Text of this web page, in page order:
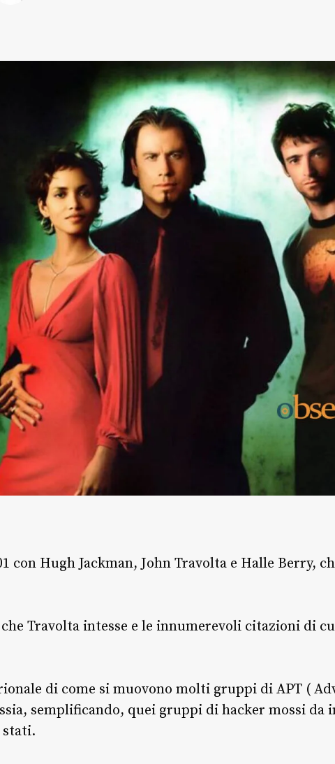
con Hugh Jackman, John Travolta e Halle Berry,
Travolta intesse e le innumerevoli citazioni di
di come si muovono molti gruppi di APT (
semplificando, quei gruppi di hacker mossi da
stati.